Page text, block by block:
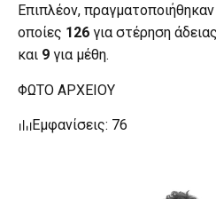
Επιπλέον, πραγματοποιήθηκαν
οποίες 126 για στέρηση
και 9 για μέθη.
ΦΩΤΟ ΑΡΧΕΙΟΥ
Εμφανίσεις: 76